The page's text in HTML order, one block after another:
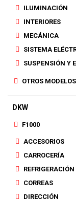
ILUMINACIÓN
INTERIORES
MECÁNICA
SISTEMA
SUSPENSIÓN Y
OTROS MODELOS
DKW
F1000
ACCESORIOS
CARROCERÍA
REFRIGERACIÓN
CORREAS
DIRECCIÓN